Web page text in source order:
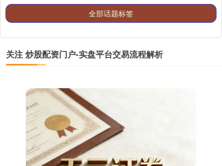
全部话题标签
关注 炒股配资门户-实盘平台交易流程解析